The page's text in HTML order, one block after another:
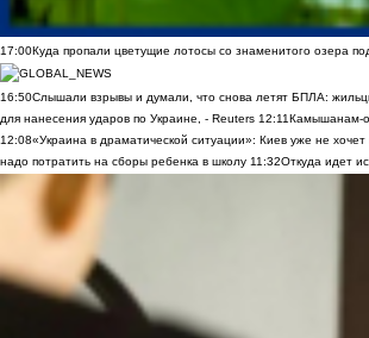
17:00Куда пропали цветущие лотосы со знаменитого озера
16:50Слышали взрывы и думали, что снова летят БПЛА:
для нанесения ударов по Украине, - Reuters 12:11Камышанам-
12:08«Украина в драматической ситуации»: Киев уже не
надо потратить на сборы ребенка в школу 11:32Откуда идет